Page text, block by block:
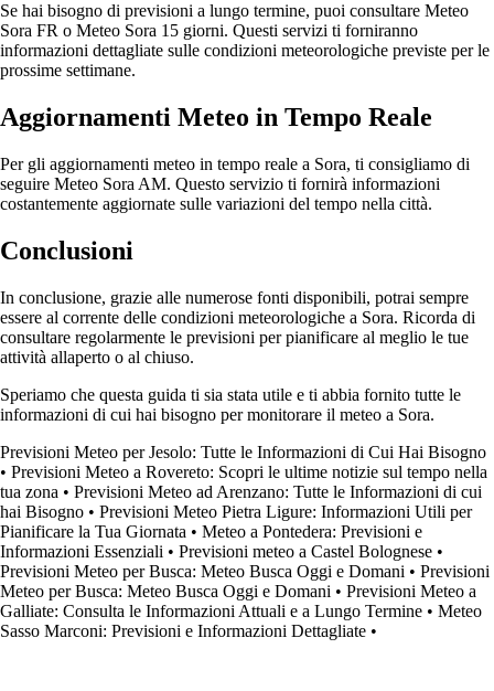
Se hai bisogno di previsioni a lungo termine, puoi consultare Meteo
Sora FR o Meteo Sora 15 giorni. Questi servizi ti forniranno
informazioni dettagliate sulle condizioni meteorologiche previste per le
prossime settimane.
Aggiornamenti Meteo in Tempo Reale
Per gli aggiornamenti meteo in tempo reale a Sora, ti consigliamo di
seguire Meteo Sora AM. Questo servizio ti fornirà informazioni
costantemente aggiornate sulle variazioni del tempo nella città.
Conclusioni
In conclusione, grazie alle numerose fonti disponibili, potrai sempre
essere al corrente delle condizioni meteorologiche a Sora. Ricorda di
consultare regolarmente le previsioni per pianificare al meglio le tue
attività allaperto o al chiuso.
Speriamo che questa guida ti sia stata utile e ti abbia fornito tutte le
informazioni di cui hai bisogno per monitorare il meteo a Sora.
Previsioni Meteo per Jesolo: Tutte le Informazioni di Cui Hai Bisogno
• Previsioni Meteo a Rovereto: Scopri le ultime notizie sul tempo nella
tua zona • Previsioni Meteo ad Arenzano: Tutte le Informazioni di cui
hai Bisogno • Previsioni Meteo Pietra Ligure: Informazioni Utili per
Pianificare la Tua Giornata • Meteo a Pontedera: Previsioni e
Informazioni Essenziali • Previsioni meteo a Castel Bolognese •
Previsioni Meteo per Busca: Meteo Busca Oggi e Domani • Previsioni
Meteo per Busca: Meteo Busca Oggi e Domani • Previsioni Meteo a
Galliate: Consulta le Informazioni Attuali e a Lungo Termine • Meteo
Sasso Marconi: Previsioni e Informazioni Dettagliate •